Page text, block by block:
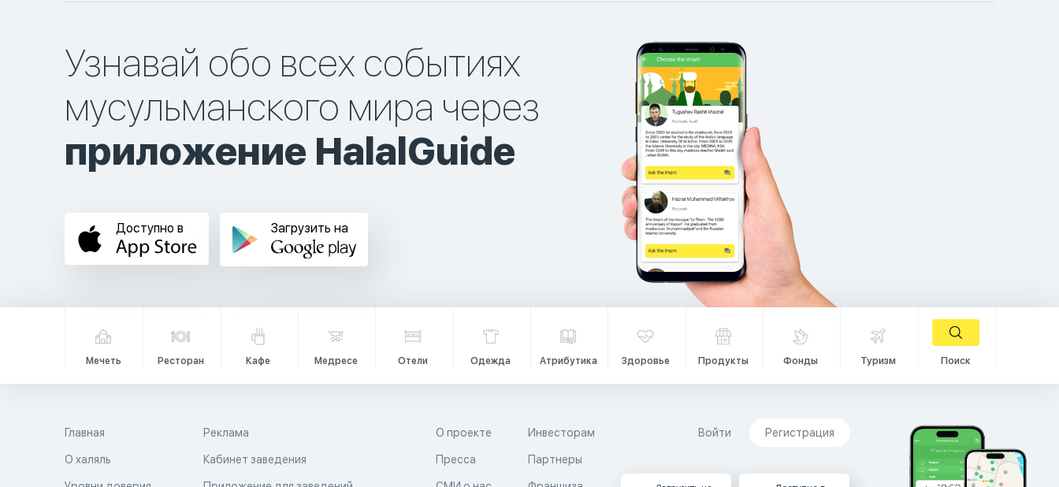
Узнавай обо всех событиях
мусульманского мира через
приложение HalalGuide
Доступно в Загрузить на
Мечеть Ресторан Кафе Медресе Отели Одежда Атрибутика Здоровье Продукты Фонды Туризм Поиск
Главная
О халяль
Реклама
Кабинет заведения
О проекте
Пресса
Инвесторам
Партнеры
Войти Регистрация